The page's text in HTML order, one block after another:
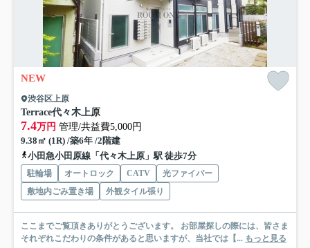
NEW
渋谷区上原
Terrace代々木上原
7.4万円 管理/共益費5,000円
9.38㎡ (1R) /築6年 /2階建
小田急小田原線「代々木上原」駅 徒歩7分
駐輪場 オートロック CATV
光ファイバー
敷地内ごみ置き場
外観タイル張り
ここまでご覧頂きありがとうございます。 お部屋探しの際には、皆さま
それぞれこだわりの条件があると思いますが、当社では【... もっと見る